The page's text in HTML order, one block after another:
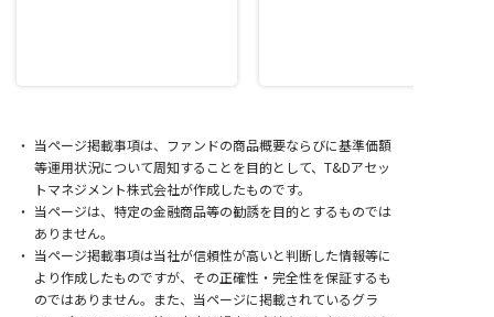
当ページ掲載事項は、ファンドの商品概要ならびに基準価額
等運用状況について周知することを目的として、T&Dアセッ
トマネジメント株式会社が作成したものです。
当ページは、特定の金融商品等の勧誘を目的とするものでは
ありません。
当ページ掲載事項は当社が信頼性が高いと判断した情報等に
より作成したものですが、その正確性・完全性を保証するも
のではありません。 また、当ページに掲載されているグラ